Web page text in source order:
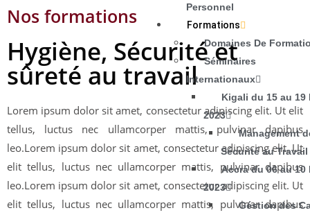
Personnel
Formations
Domaines De
Séminaires
Internationaux
Kigali du 15 au 19
2023
Management
Sécurité au Travail
Accra du 06 au 10
2023
Géstion des
Nos formations
Hygiène, Sécurité et
sûreté au travail
Lorem ipsum dolor sit amet, consectetur adipiscing elit. Ut elit
tellus, luctus nec ullamcorper mattis, pulvinar dapibus
leo.Lorem ipsum dolor sit amet, consectetur adipiscing elit. Ut
elit tellus, luctus nec ullamcorper mattis, pulvinar dapibus
leo.Lorem ipsum dolor sit amet, consectetur adipiscing elit. Ut
elit tellus, luctus nec ullamcorper mattis, pulvinar dapibus